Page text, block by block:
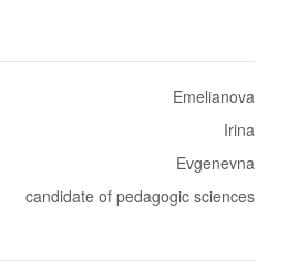
Emelianova
Irina
Evgenevna
candidate of pedagogic sciences